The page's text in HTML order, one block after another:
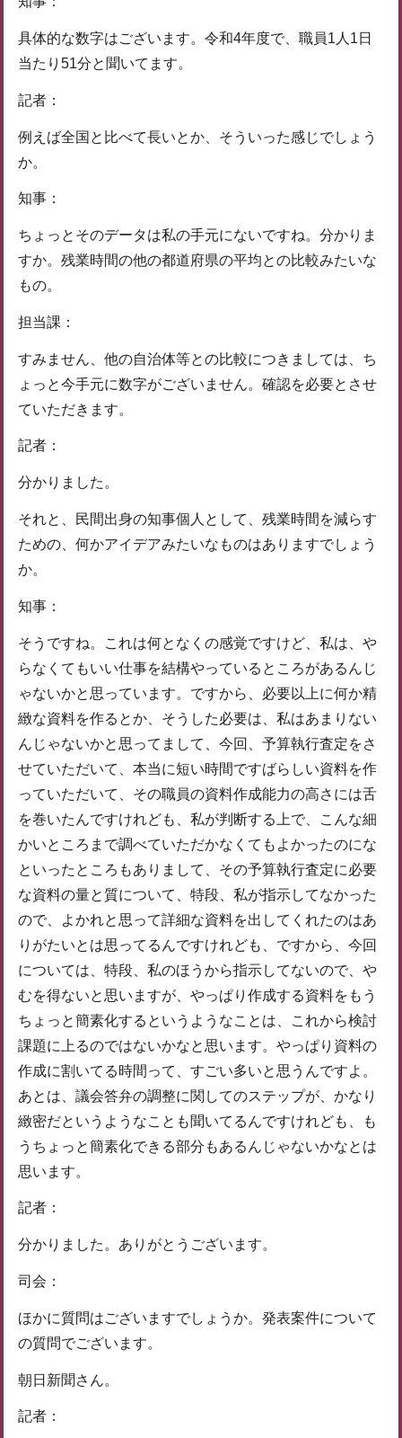
具体的な数字はございます。令和4年度で、職員1人1日
当たり51分と聞いてます。
記者：
例えば全国と比べて長いとか、そういった感じでしょう
か。
知事：
ちょっとそのデータは私の手元にないですね。分かりま
すか。残業時間の他の都道府県の平均との比較みたいな
もの。
担当課：
すみません、他の自治体等との比較につきましては、ち
ょっと今手元に数字がございません。確認を必要とさせ
ていただきます。
記者：
分かりました。
それと、民間出身の知事個人として、残業時間を減らす
ための、何かアイデアみたいなものはありますでしょう
か。
知事：
そうですね。これは何となくの感覚ですけど、私は、や
らなくてもいい仕事を結構やっているところがあるんじ
ゃないかと思っています。ですから、必要以上に何か精
緻な資料を作るとか、そうした必要は、私はあまりない
んじゃないかと思ってまして、今回、予算執行査定をさ
せていただいて、本当に短い時間ですばらしい資料を作
っていただいて、その職員の資料作成能力の高さには舌
を巻いたんですけれども、私が判断する上で、こんな細
かいところまで調べていただかなくてもよかったのにな
といったところもありまして、その予算執行査定に必要
な資料の量と質について、特段、私が指示してなかった
ので、よかれと思って詳細な資料を出してくれたのはあ
りがたいとは思ってるんですけれども、ですから、今回
については、特段、私のほうから指示してないので、や
むを得ないと思いますが、やっぱり作成する資料をもう
ちょっと簡素化するというようなことは、これから検討
課題に上るのではないかなと思います。やっぱり資料の
作成に割いてる時間って、すごい多いと思うんですよ。
あとは、議会答弁の調整に関してのステップが、かなり
緻密だというようなことも聞いてるんですけれども、も
うちょっと簡素化できる部分もあるんじゃないかなとは
思います。
記者：
分かりました。ありがとうございます。
司会：
ほかに質問はございますでしょうか。発表案件について
の質問でございます。
朝日新聞さん。
記者：